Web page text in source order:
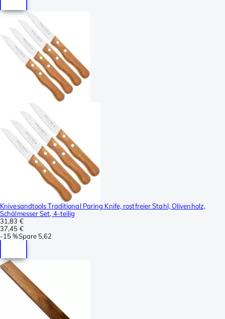
Knivesandtools Traditional Paring Knife, rostfreier Stahl, Olivenholz,
Schälmesser Set, 4-teilig
31,83 €
37,45 €
-15 %Spare 5,62